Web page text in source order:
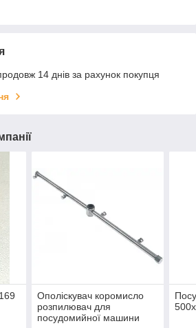
14 днів за рахунок покупця
Ополіскувач коромисло
розпилювач для
посудомийної машини